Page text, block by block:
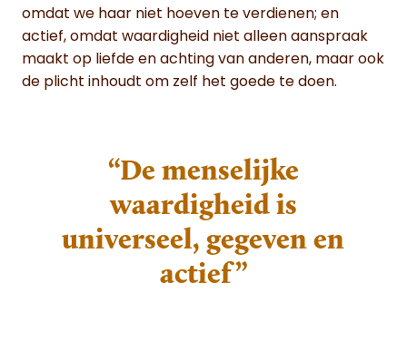
omdat we haar niet hoeven te verdienen; en
actief, omdat waardigheid niet alleen aanspraak
maakt op liefde en achting van anderen, maar ook
de plicht inhoudt om zelf het goede te doen.
“De menselijke
waardigheid is
universeel, gegeven en
actief”